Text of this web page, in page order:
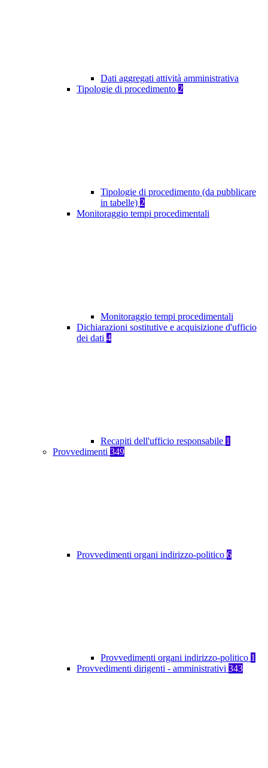
Dati aggregati attività amministrativa
Tipologie di procedimento 2
Tipologie di procedimento (da pubblicare
in tabelle) 2
Monitoraggio tempi procedimentali
Monitoraggio tempi procedimentali
Dichiarazioni sostitutive e acquisizione d'ufficio
dei dati 4
Recapiti dell'ufficio responsabile 1
Provvedimenti 349
Provvedimenti organi indirizzo-politico 6
Provvedimenti organi indirizzo-politico 1
Provvedimenti dirigenti - amministrativi 343